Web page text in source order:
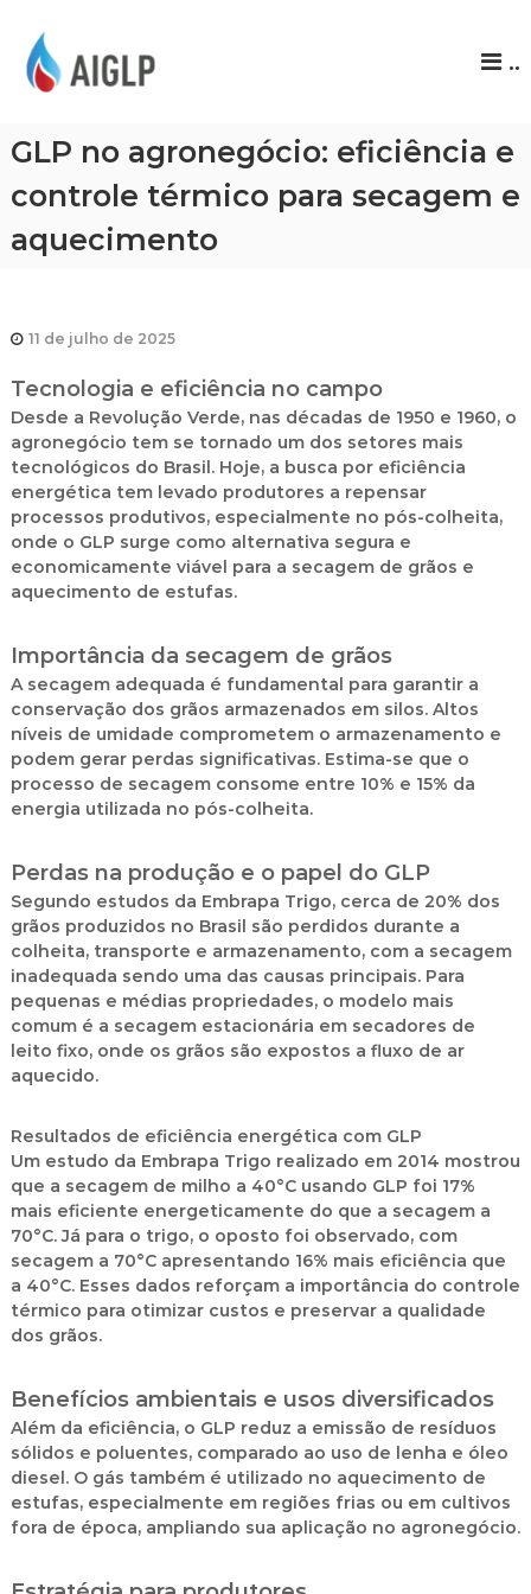
P
..
GLP no agronegócio: eficiência e
controle térmico para secagem e
aquecimento
11 de julho de 2025
Tecnologia e eficiência no campo
Desde a Revolução Verde, nas décadas de 1950 e 1960, o
agronegócio tem se tornado um dos setores mais
tecnológicos do Brasil. Hoje, a busca por eficiência
energética tem levado produtores a repensar
processos produtivos, especialmente no pós-colheita,
onde o GLP surge como alternativa segura e
economicamente viável para a secagem de grãos e
aquecimento de estufas.
Importância da secagem de grãos
A secagem adequada é fundamental para garantir a
conservação dos grãos armazenados em silos. Altos
níveis de umidade comprometem o armazenamento e
podem gerar perdas significativas. Estima-se que o
processo de secagem consome entre 10% e 15% da
energia utilizada no pós-colheita.
Perdas na produção e o papel do GLP
Segundo estudos da Embrapa Trigo, cerca de 20% dos
grãos produzidos no Brasil são perdidos durante a
colheita, transporte e armazenamento, com a secagem
inadequada sendo uma das causas principais. Para
pequenas e médias propriedades, o modelo mais
comum é a secagem estacionária em secadores de
leito fixo, onde os grãos são expostos a fluxo de ar
aquecido.
Resultados de eficiência energética com GLP
Um estudo da Embrapa Trigo realizado em 2014 mostrou
que a secagem de milho a 40°C usando GLP foi 17%
mais eficiente energeticamente do que a secagem a
70°C. Já para o trigo, o oposto foi observado, com
secagem a 70°C apresentando 16% mais eficiência que
a 40°C. Esses dados reforçam a importância do controle
térmico para otimizar custos e preservar a qualidade
dos grãos.
Benefícios ambientais e usos diversificados
Além da eficiência, o GLP reduz a emissão de resíduos
sólidos e poluentes, comparado ao uso de lenha e óleo
diesel. O gás também é utilizado no aquecimento de
estufas, especialmente em regiões frias ou em cultivos
fora de época, ampliando sua aplicação no agronegócio.